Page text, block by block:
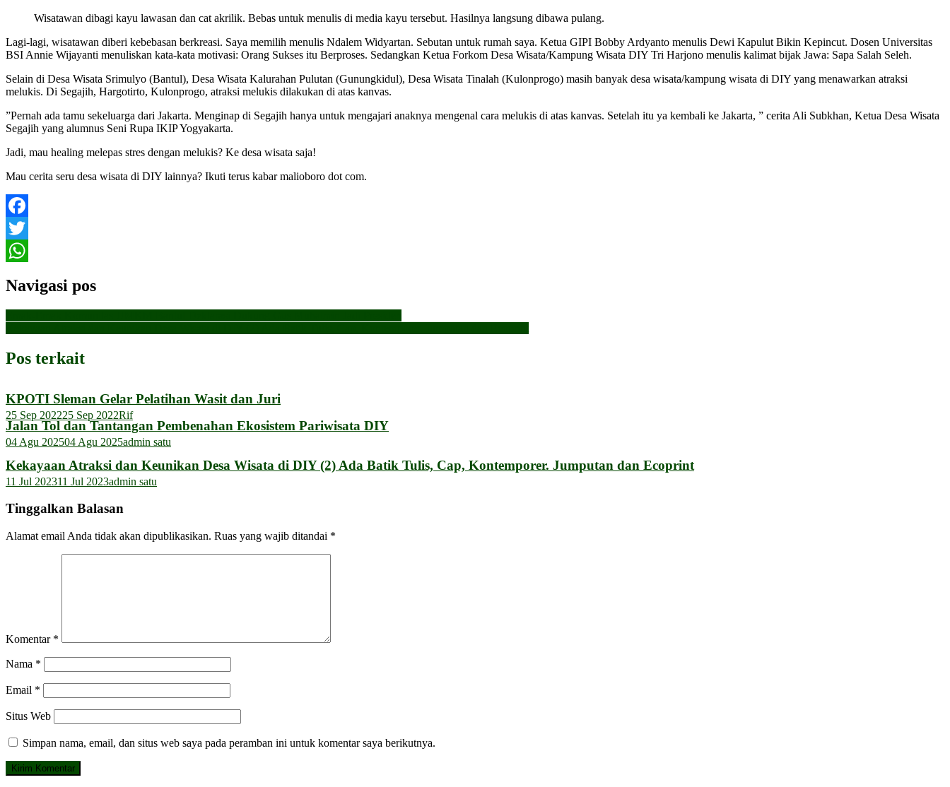
Wisatawan dibagi kayu lawasan dan cat akrilik. Bebas untuk menulis di media kayu tersebut. Hasilnya langsung dibawa pulang.
Lagi-lagi, wisatawan diberi kebebasan berkreasi. Saya memilih menulis Ndalem Widyartan. Sebutan untuk rumah saya. Ketua GIPI Bobby Ardyanto menulis Dewi Kapulut Bikin Kepincut. Dosen Universitas
BSI Annie Wijayanti menuliskan kata-kata motivasi: Orang Sukses itu Berproses. Sedangkan Ketua Forkom Desa Wisata/Kampung Wisata DIY Tri Harjono menulis kalimat bijak Jawa: Sapa Salah Seleh.
Selain di Desa Wisata Srimulyo (Bantul), Desa Wisata Kalurahan Pulutan (Gunungkidul), Desa Wisata Tinalah (Kulonprogo) masih banyak desa wisata/kampung wisata di DIY yang menawarkan atraksi
melukis. Di Segajih, Hargotirto, Kulonprogo, atraksi melukis dilakukan di atas kanvas.
”Pernah ada tamu sekeluarga dari Jakarta. Menginap di Segajih hanya untuk mengajari anaknya mengenal cara melukis di atas kanvas. Setelah itu ya kembali ke Jakarta, ” cerita Ali Subkhan, Ketua Desa Wisata
Segajih yang alumnus Seni Rupa IKIP Yogyakarta.
Jadi, mau healing melepas stres dengan melukis? Ke desa wisata saja!
Mau cerita seru desa wisata di DIY lainnya? Ikuti terus kabar malioboro dot com.
Facebook
Twitter
Navigasi pos
Pos terkait
KPOTI Sleman Gelar Pelatihan Wasit dan Juri
25 Sep 202225 Sep 2022Rif
Jalan Tol dan Tantangan Pembenahan Ekosistem Pariwisata DIY
04 Agu 202504 Agu 2025admin satu
Kekayaan Atraksi dan Keunikan Desa Wisata di DIY (2) Ada Batik Tulis, Cap, Kontemporer. Jumputan dan Ecoprint
11 Jul 202311 Jul 2023admin satu
Tinggalkan Balasan
Alamat email Anda tidak akan dipublikasikan. Ruas yang wajib ditandai *
Komentar *
Nama *
Email *
Situs Web
Simpan nama, email, dan situs web saya pada peramban ini untuk komentar saya berikutnya.